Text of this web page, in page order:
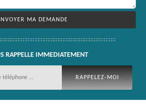
RAPPELLE IMMEDIATEMENT